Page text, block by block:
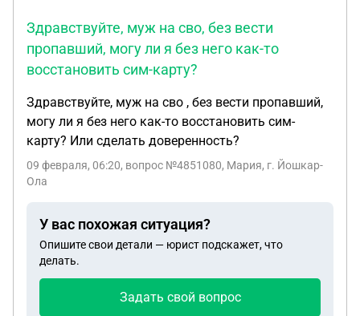
Здравствуйте, муж на сво, без вести
пропавший, могу ли я без него как-то
восстановить сим-карту?
Здравствуйте, муж на сво , без вести пропавший,
могу ли я без него как-то восстановить сим-
карту? Или сделать доверенность?
09 февраля, 06:20, вопрос №4851080, Мария, г. Йошкар-
Ола
У вас похожая ситуация?
Опишите свои детали — юрист подскажет, что
делать.
Задать свой вопрос